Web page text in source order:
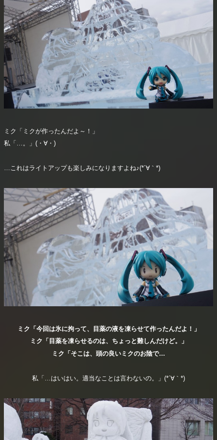
ミク「ミクが作ったんだよ～！」
私「…。」(・∀・)
…これはライトアップも楽しみになりますよね♪(*´∀｀*)
ミク「今回は氷に拘って、目薬の液を凍らせて作ったんだよ！」
ミク「目薬を凍らせるのは、ちょっと難しんだけど。」
ミク「そこは、頭の良いミクのお陰で…
私「…はいはい。適当なことは言わないの。」(*´∀｀*)